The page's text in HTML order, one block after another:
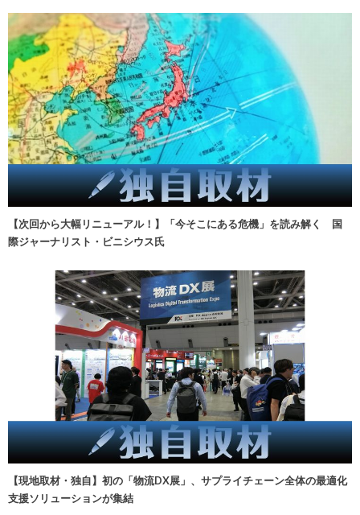
【次回から大幅リニューアル！】「今そこにある危機」を読み解く 国
際ジャーナリスト・ビニシウス氏
【現地取材・独自】初の「物流DX展」、サプライチェーン全体の最適化
支援ソリューションが集結